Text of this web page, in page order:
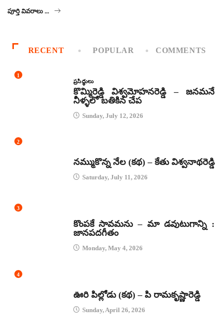
పూర్తి వివరాలు ...
RECENT POPULAR COMMENTS
1
ప్రసిద్ధులు
కొమ్మిరెడ్డి విశ్వమోహనరెడ్డి – జనమనే
నీళ్ళలో బతికిన చేప
Sunday, July 12, 2026
2
నమ్ముకొన్న నేల (కథ) – కేతు విశ్వనాథరెడ్డి
Saturday, July 11, 2026
3
కొంపకే సావమను – మా డవుటుగాన్ని :
జానపదగీతం
Monday, May 4, 2026
4
ఊరి పిల్లోడు (కథ) – పి రామకృష్ణారెడ్డి
Sunday, April 26, 2026